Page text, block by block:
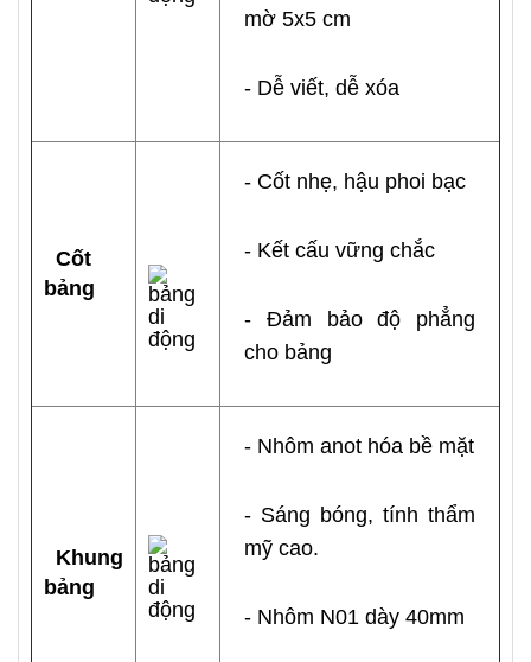
mờ 5x5 cm
- Dễ viết, dễ xóa
Cốt
bảng
- Cốt nhẹ, hậu phoi bạc
- Kết cấu vững chắc
- Đảm bảo độ phẳng
cho bảng
Khung
bảng
- Nhôm anot hóa bề mặt
- Sáng bóng, tính thẩm
mỹ cao.
- Nhôm N01 dày 40mm